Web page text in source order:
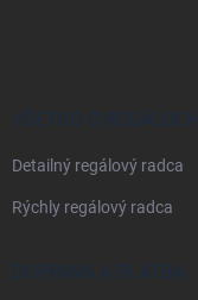
VŠETKO O REGÁLOCH
Detailný regálový radca
Rýchly regálový radca
DOPRAVA A PLATBA